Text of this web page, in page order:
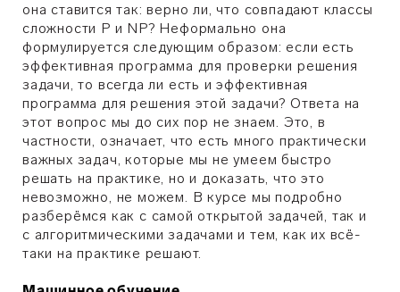
она ставится так: верно ли, что совпадают классы
сложности P и NP? Неформально она
формулируется следующим образом: если есть
эффективная программа для проверки решения
задачи, то всегда ли есть и эффективная
программа для решения этой задачи? Ответа на
этот вопрос мы до сих пор не знаем. Это, в
частности, означает, что есть много практически
важных задач, которые мы не умеем быстро
решать на практике, но и доказать, что это
невозможно, не можем. В курсе мы подробно
разберёмся как с самой открытой задачей, так и
с алгоритмическими задачами и тем, как их всё-
таки на практике решают.